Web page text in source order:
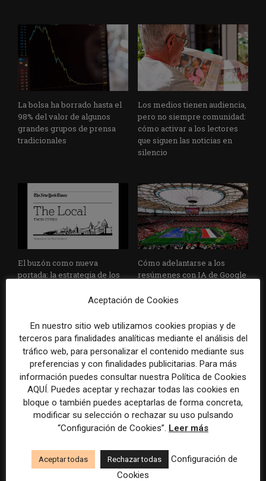
La bolsa ha borrado hasta el
98% del valor de algunos
grandes grupos de prensa
tradicionales
Los medios tienen audiencia,
pero no siempre comunidad:
cómo activar a los lectores
que siguen las noticias en
silencio
El buzón como nueva
portada: la estrategia de los
Cómo adelantarse a los
resúmenes con IA de Google
el ejemplo de USA Today
Cuando el lector ya no llega
al medio, el medio tiene que
Usar la IA solo para producir
más rápido no transformará
Aceptación de Cookies
En nuestro sitio web utilizamos cookies propias y de
terceros para finalidades analíticas mediante el análisis del
tráfico web, para personalizar el contenido mediante sus
preferencias y con finalidades publicitarias. Para más
información puedes consultar nuestra Política de Cookies
AQUÍ. Puedes aceptar y rechazar todas las cookies en
bloque o también puedes aceptarlas de forma concreta,
modificar su selección o rechazar su uso pulsando
“Configuración de Cookies”. Leer más
Aceptar todas Rechazar todas
Configuración de
Cookies